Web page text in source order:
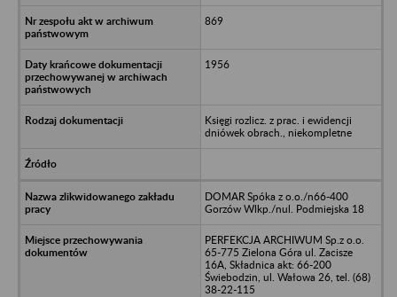
869
1956
Księgi rozlicz. z prac. i ewidencji
dniówek obrach., niekompletne
DOMAR Spóka z o.o./n66-400
Gorzów Wlkp./nul. Podmiejska 18
PERFEKCJA ARCHIWUM Sp.z o.o.
65-775 Zielona Góra ul. Zacisze
16A, Składnica akt: 66-200
Świebodzin, ul. Wałowa 26, tel. (68)
38-22-115